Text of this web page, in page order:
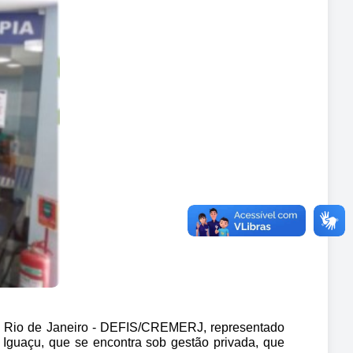
de Janeiro - DEFIS/CREMERJ, representado
que se encontra sob gestão privada, que